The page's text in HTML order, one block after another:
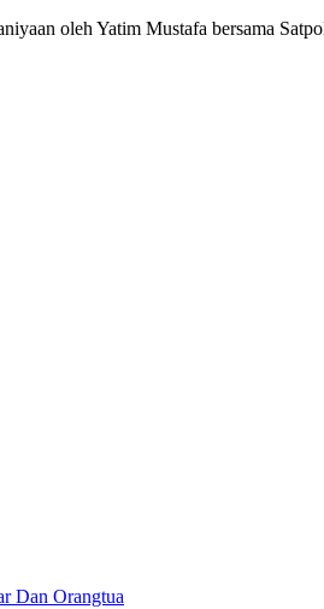
oleh Yatim Mustafa bersama
Dan Orangtua